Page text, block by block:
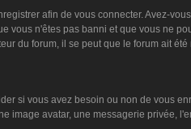
afin de vous connecter. Avez-
vous n'êtes pas banni et que vous ne
du forum, il se peut que le forum ait été
si vous avez besoin ou non de vous
image avatar, une messagerie privée,